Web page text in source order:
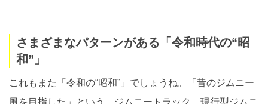
さまざまなパターンがある「令和時代の“昭
和”」
これもまた「令和の“昭和”」でしょうね。「昔のジムニー
風を目指した」という、ジムニートラック。現行型ジムニ